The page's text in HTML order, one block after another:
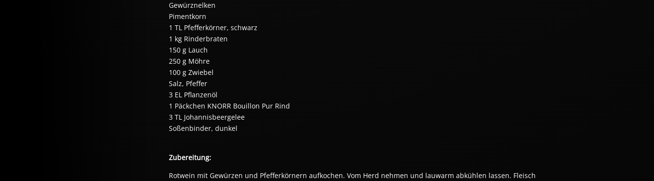
Gewürznelken
Pimentkorn
1 TL Pfefferkörner, schwarz
1 kg Rinderbraten
150 g Lauch
250 g Möhre
100 g Zwiebel
Salz, Pfeffer
3 EL Pflanzenöl
1 Päckchen KNORR Bouillon Pur Rind
3 TL Johannisbeergelee
Soßenbinder, dunkel
Zubereitung:
Rotwein mit Gewürzen und Pfefferkörnern aufkochen. Vom Herd nehmen und lauwarm abkühlen lassen. Fleisch